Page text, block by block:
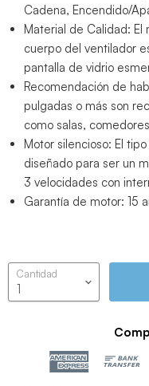
Cadena, Encendido/
Material de Calidad: El
cuerpo del ventilador
pantalla de vidrio
Recomendación de
pulgadas o más son
como salas,
Motor silencioso: El
diseñado para ser un
3 velocidades con
Garantía de motor: 15
Cantidad